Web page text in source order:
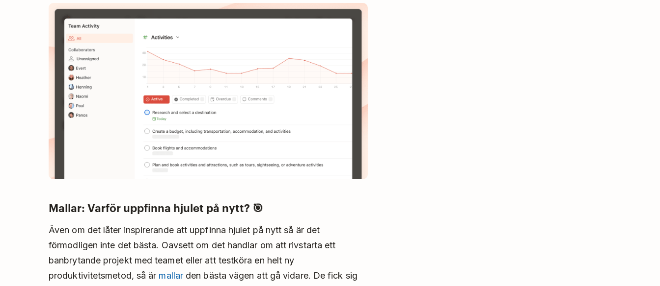
Mallar: Varför uppfinna hjulet på nytt? 🎯
Även om det låter inspirerande att uppfinna hjulet på nytt så är det
förmodligen inte det bästa. Oavsett om det handlar om att rivstarta ett
banbrytande projekt med teamet eller att testköra en helt ny
produktivitetsmetod, så är mallarden bästa vägen att gå vidare. De fick sig